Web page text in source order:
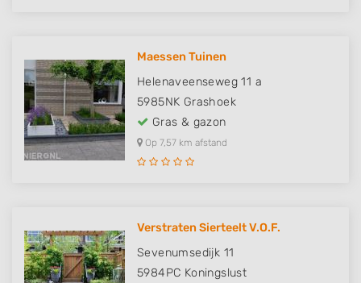
Maessen Tuinen
Helenaveenseweg 11 a
5985NK Grashoek
Gras & gazon
Op 7,57 km afstand
Verstraten Sierteelt V.O.F.
Sevenumsedijk 11
5984PC Koningslust